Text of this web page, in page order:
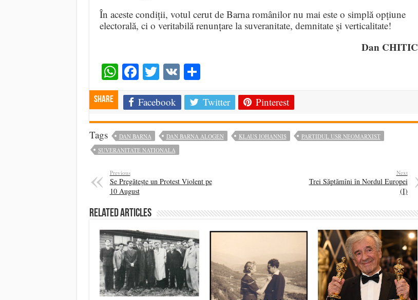
În aceste condiții, votul cerut de Barna românilor nu mai este o simplă opțiune
electorală, ci o veritabilă renunțare la suveranitate, demnitate și verticalitate!
Dan CHITIC
WhatsApp
Facebook
Twitter
VKShare
Share Facebook Twitter Pinterest
Tags DAN BARNA DAN BARNA ALOGEN KLAUS IOHANNIS
PARTIDUL USR NEOMARXIST
SUVERANITATE NATIONALA
Previous
Se Pregătește un Protest Violent pe
10 August
Next
Trei Săptămîni în Nordul Europei
(I)
Related Articles